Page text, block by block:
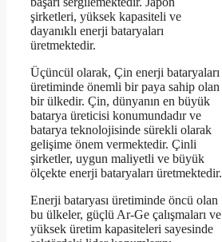
şirketleri, yüksek kapasiteli ve
dayanıklı enerji bataryaları
üretmektedir.
Üçüncül olarak, Çin enerji bataryaları
üretiminde önemli bir paya sahip olan
bir ülkedir. Çin, dünyanın en büyük
batarya üreticisi konumundadır ve
batarya teknolojisinde sürekli olarak
gelişime önem vermektedir. Çinli
şirketler, uygun maliyetli ve büyük
ölçekte enerji bataryaları üretmektedir.
Enerji bataryası üretiminde öncü olan
bu ülkeler, güçlü Ar-Ge çalışmaları ve
yüksek üretim kapasiteleri sayesinde